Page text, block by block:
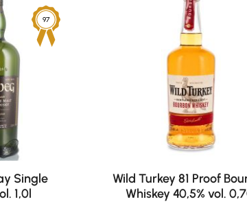
97
Single
1,0l
Wild Turkey 81 Proof
Whiskey 40,5% vol.